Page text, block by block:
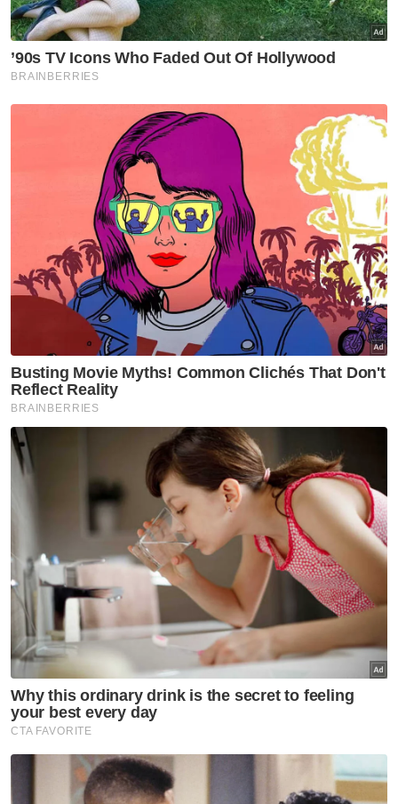
Artikel Disyorkan
Nasional
ITE Singapura terbuka
kerjasama dengan ADTEC JTM
Nasional
Ke arah Tabung Haji kekal
cemerlang
Nasional
RCI Tabung Haji: JPM Hal Ehwal
Agama junjung titah Agong
demi integriti
berjaya, syor RCI dilaksana